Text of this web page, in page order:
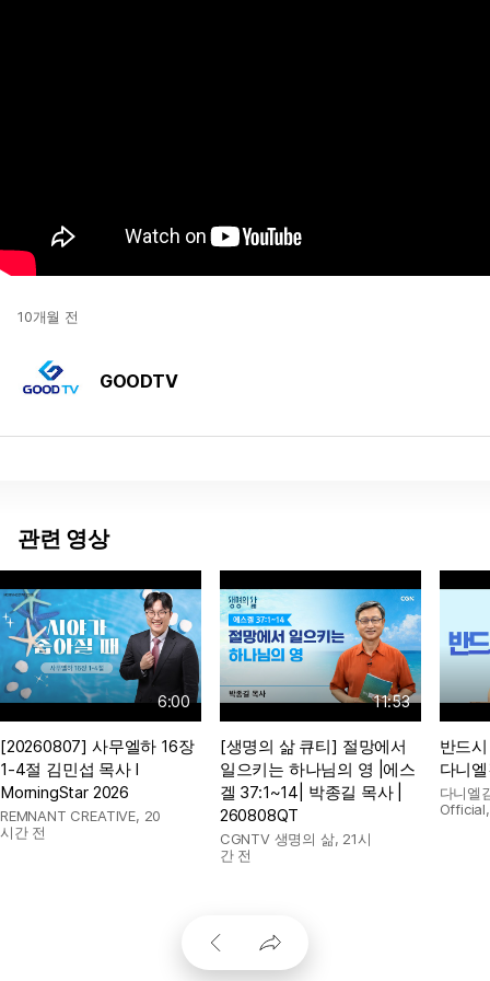
10개월 전
GOODTV
관련 영상
6:00
[20260807] 사무엘하 16장
1-4절 김민섭 목사 l
MorningStar 2026
REMNANT CREATIVE, 20
시간 전
11:53
[생명의 삶 큐티] 절망에서
일으키는 하나님의 영 |에스
겔 37:1~14| 박종길 목사 |
260808QT
CGNTV 생명의 삶, 21시
간 전
반드
다니
다니엘
Official